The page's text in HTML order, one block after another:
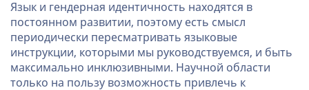
Язык и гендерная идентичность находятся в
постоянном развитии, поэтому есть смысл
периодически пересматривать языковые
инструкции, которыми мы руководствуемся, и быть
максимально инклюзивными. Научной области
только на пользу возможность привлечь к